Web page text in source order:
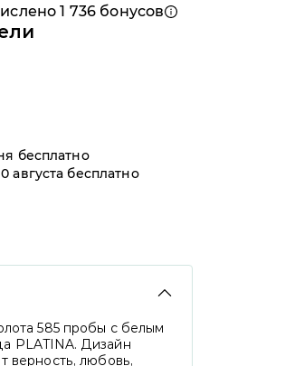
1 736 бонусов
бесплатно
августа бесплатно
585 пробы с белым
PLATINA. Дизайн
верность, любовь,